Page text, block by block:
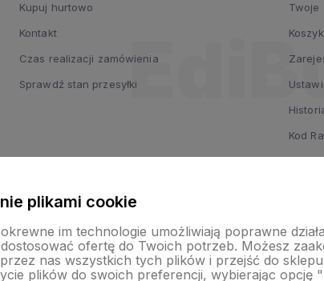
Kupuj hurtowo
Kontakt
Czas realizacji zamówienia
Sprawdź stan przesyłki
Twoje
Koszyk
Kod
plikami cookie
im technologie umożliwiają poprawne
ofertę do Twoich potrzeb. Możesz
nas wszystkich tych plików i przejść do
plików do swoich preferencji, wybierając opcję